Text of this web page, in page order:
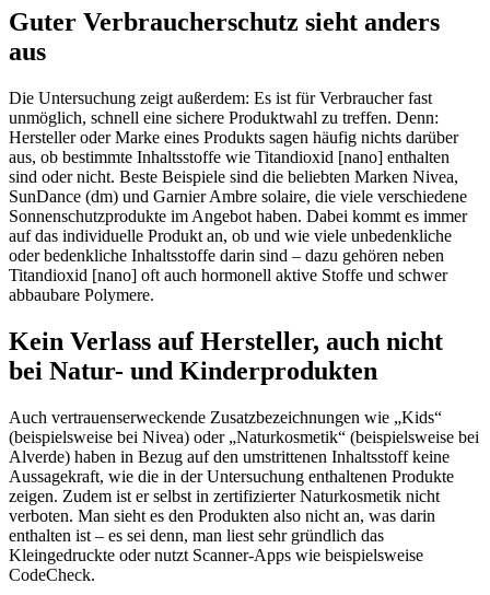
Guter Verbraucherschutz sieht anders
aus
Die Untersuchung zeigt außerdem: Es ist für Verbraucher fast
unmöglich, schnell eine sichere Produktwahl zu treffen. Denn:
Hersteller oder Marke eines Produkts sagen häufig nichts darüber
aus, ob bestimmte Inhaltsstoffe wie Titandioxid [nano] enthalten
sind oder nicht. Beste Beispiele sind die beliebten Marken Nivea,
SunDance (dm) und Garnier Ambre solaire, die viele verschiedene
Sonnenschutzprodukte im Angebot haben. Dabei kommt es immer
auf das individuelle Produkt an, ob und wie viele unbedenkliche
oder bedenkliche Inhaltsstoffe darin sind – dazu gehören neben
Titandioxid [nano] oft auch hormonell aktive Stoffe und schwer
abbaubare Polymere.
Kein Verlass auf Hersteller, auch nicht
bei Natur- und Kinderprodukten
Auch vertrauenserweckende Zusatzbezeichnungen wie „Kids“
(beispielsweise bei Nivea) oder „Naturkosmetik“ (beispielsweise bei
Alverde) haben in Bezug auf den umstrittenen Inhaltsstoff keine
Aussagekraft, wie die in der Untersuchung enthaltenen Produkte
zeigen. Zudem ist er selbst in zertifizierter Naturkosmetik nicht
verboten. Man sieht es den Produkten also nicht an, was darin
enthalten ist – es sei denn, man liest sehr gründlich das
Kleingedruckte oder nutzt Scanner-Apps wie beispielsweise
CodeCheck.